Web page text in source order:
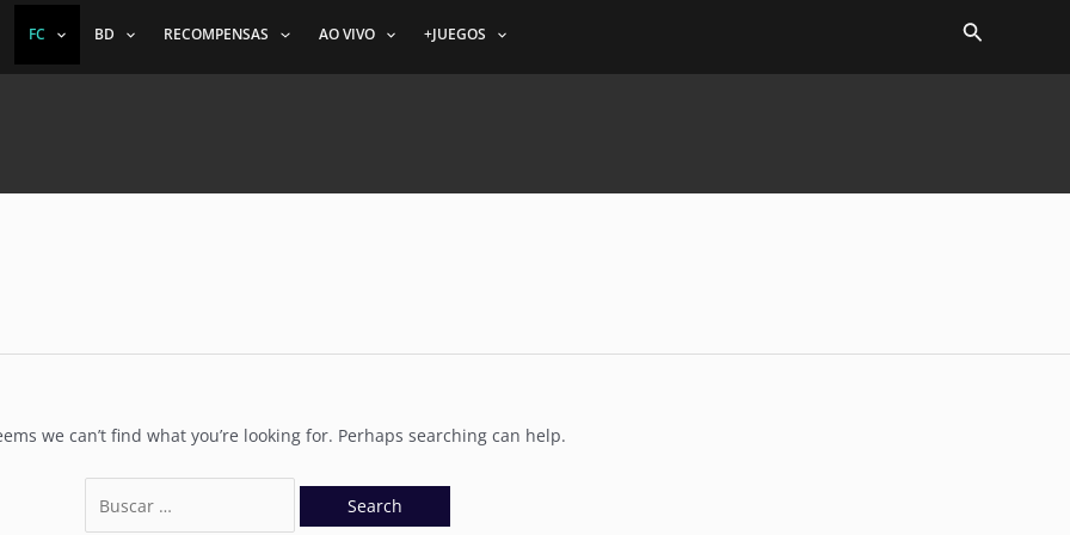
FC BD RECOMPENSAS AO VIVO +JUEGOS Search
we can’t find what you’re looking for. Perhaps searching can help.
for: